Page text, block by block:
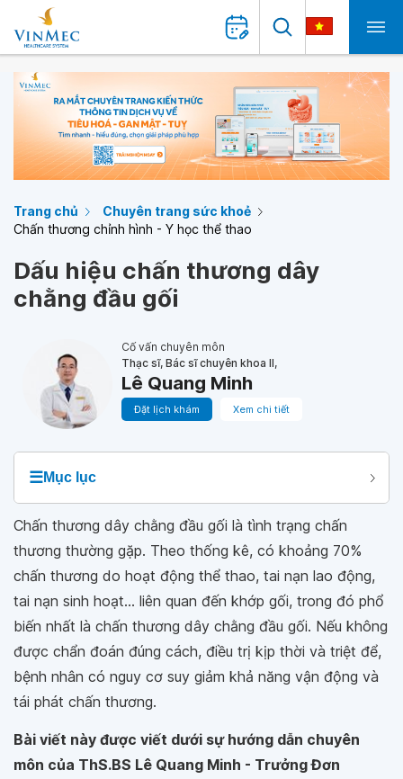
Trang chủ
Chuyên trang sức khoẻ
Chấn thương chỉnh hình - Y học thể thao
Dấu hiệu chấn thương dây
chằng đầu gối
Cố vấn chuyên môn
Thạc sĩ, Bác sĩ chuyên khoa II,
Lê Quang Minh
Đặt lịch khám Xem chi tiết
☰Mục lục
Chấn thương dây chằng đầu gối là tình trạng chấn
thương thường gặp. Theo thống kê, có khoảng 70%
chấn thương do hoạt động thể thao, tai nạn lao động,
tai nạn sinh hoạt... liên quan đến khớp gối, trong đó phổ
biến nhất là chấn thương dây chằng đầu gối. Nếu không
được chẩn đoán đúng cách, điều trị kịp thời và triệt để,
bệnh nhân có nguy cơ suy giảm khả năng vận động và
tái phát chấn thương.
Bài viết này được viết dưới sự hướng dẫn chuyên
môn của ThS.BS Lê Quang Minh - Trưởng Đơn